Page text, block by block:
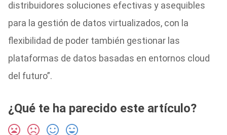
distribuidores soluciones efectivas y asequibles
para la gestión de datos virtualizados, con la
flexibilidad de poder también gestionar las
plataformas de datos basadas en entornos cloud
del futuro”.
¿Qué te ha parecido este artículo?